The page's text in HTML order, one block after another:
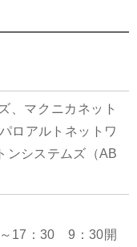
、マクニカネット
ロアルトネットワ
ンシステムズ（AB
17：30 9：30開